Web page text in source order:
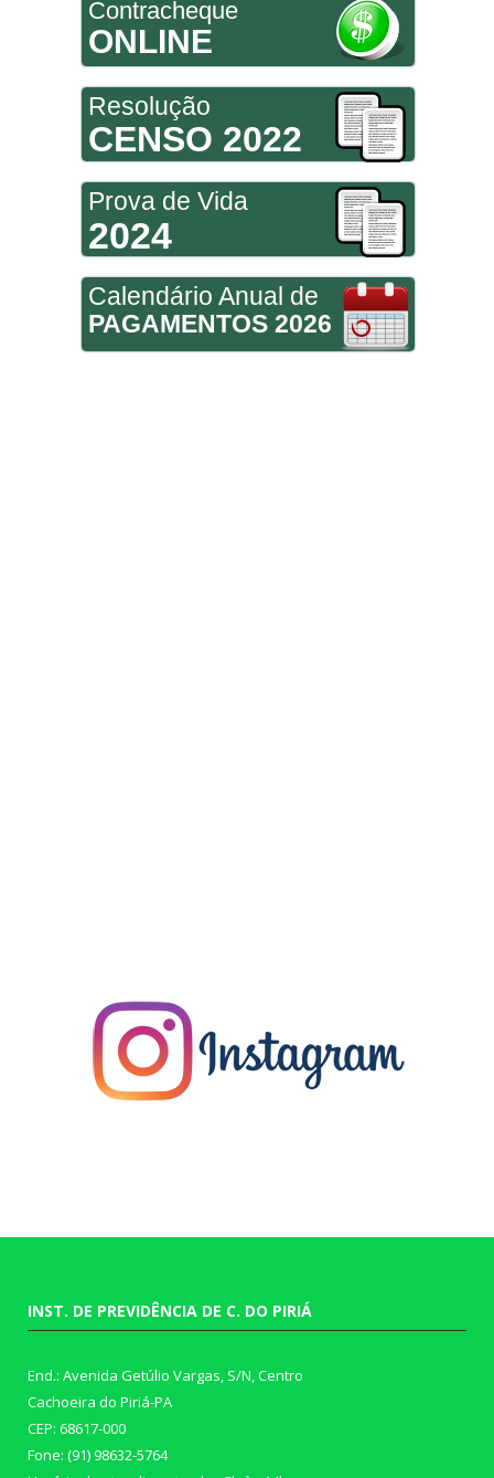
Contracheque
ONLINE
Resolução
CENSO 2022
Prova de Vida
2024
Calendário Anual de
PAGAMENTOS 2026
INST. DE PREVIDÊNCIA DE C. DO PIRIÁ
End.: Avenida Getúlio Vargas, S/N, Centro
Cachoeira do Piriá-PA
CEP: 68617-000
Fone: (91) 98632-5764